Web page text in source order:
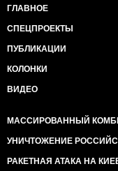
ГЛАВНОЕ
СПЕЦПРОЕКТЫ
ПУБЛИКАЦИИ
КОЛОНКИ
ВИДЕО
МАССИРОВАННЫЙ
УНИЧТОЖЕНИЕ
РАКЕТНАЯ АТАКА НА